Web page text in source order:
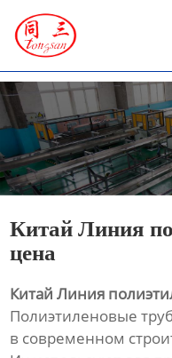
ГЛАВНАЯ
НОВОСТИ
О HАС
Китай Линия
цена
Китай Линия
Полиэтиленовые
в современном